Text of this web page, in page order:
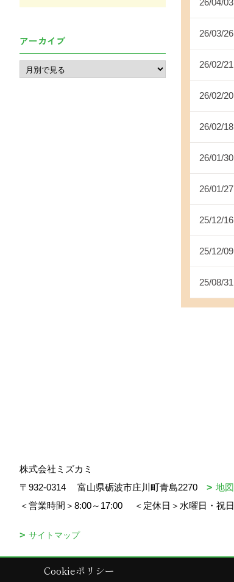
26/04/03
26/03/26
26/02/21
26/02/20
26/02/18
26/01/30
26/01/27
25/12/16
25/12/09
25/08/31
アーカイブ
株式会社ミズカミ
〒932-0314
富山県砺波市庄川町青島2270 地図
＜営業時間＞8:00～17:00
＜定休日＞水曜日・祝日
サイトマップ
Copyright (c) mizukami. All Rights Reserved.
Cookieポリシー